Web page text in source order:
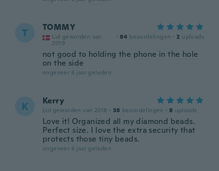
T TOMMY
Lid geworden van
2019
· 84 beoordelingen · 2 uploads
not good to holding the phone in the hole
on the side
ongeveer 6 jaar geleden
K Kerry
Lid geworden van 2018 · 38 beoordelingen · 8 uploads
Love it! Organized all my diamond beads.
Perfect size. I love the extra security that
protects those tiny beads.
ongeveer 6 jaar geleden